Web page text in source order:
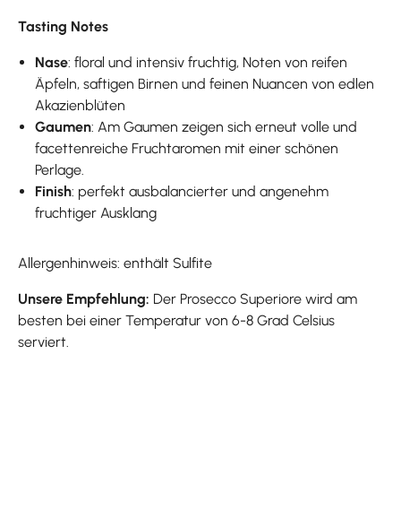
Tasting Notes
Nase: floral und intensiv fruchtig, Noten von reifen
Äpfeln, saftigen Birnen und feinen Nuancen von edlen
Akazienblüten
Gaumen: Am Gaumen zeigen sich erneut volle und
facettenreiche Fruchtaromen mit einer schönen
Perlage.
Finish: perfekt ausbalancierter und angenehm
fruchtiger Ausklang
Allergenhinweis: enthält Sulfite
Unsere Empfehlung: Der Prosecco Superiore wird am
besten bei einer Temperatur von 6-8 Grad Celsius
serviert.